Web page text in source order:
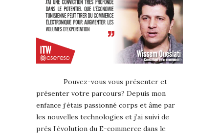
Pouvez-vous vous présenter et
présenter votre parcours? Depuis mon
enfance j’étais passionné corps et âme par
les nouvelles technologies et j’ai suivi de
prés l’évolution du E-commerce dans le